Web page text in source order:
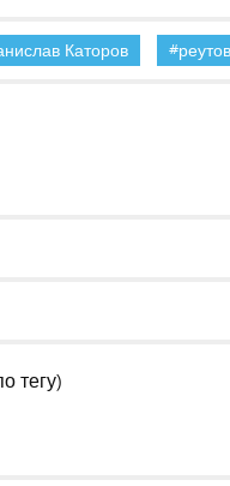
Каторов реутов
тегу)